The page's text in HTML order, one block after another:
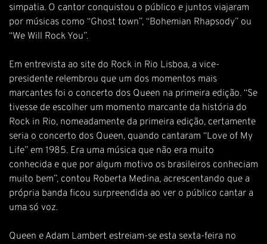
simpatia. O cantor conquistou o público e juntos viajaram
por músicas como “Ghost town”, “Bohemian Rhapsody” ou
“We Will Rock You”.
Em entrevista ao site do Rock in Rio Lisboa, a vice-
presidente relembrou que um dos momentos mais
marcantes foi o concerto dos Queen na primeira edição. “Se
tivesse de escolher um momento marcante da história do
Rock in Rio, nomeadamente da primeira edição, certamente
seria o concerto dos Queen, quando cantaram “Love of My
Life” em 1985. Era uma música que não era muito
conhecida e que por algum motivo os brasileiros conheciam
muito bem”, contou Roberta Medina, acrescentando que a
própria banda ficou surpreendida ao ver o público cantar a
uma só voz.
Queen e Adam Lambert estreiam-se esta sexta-feira no